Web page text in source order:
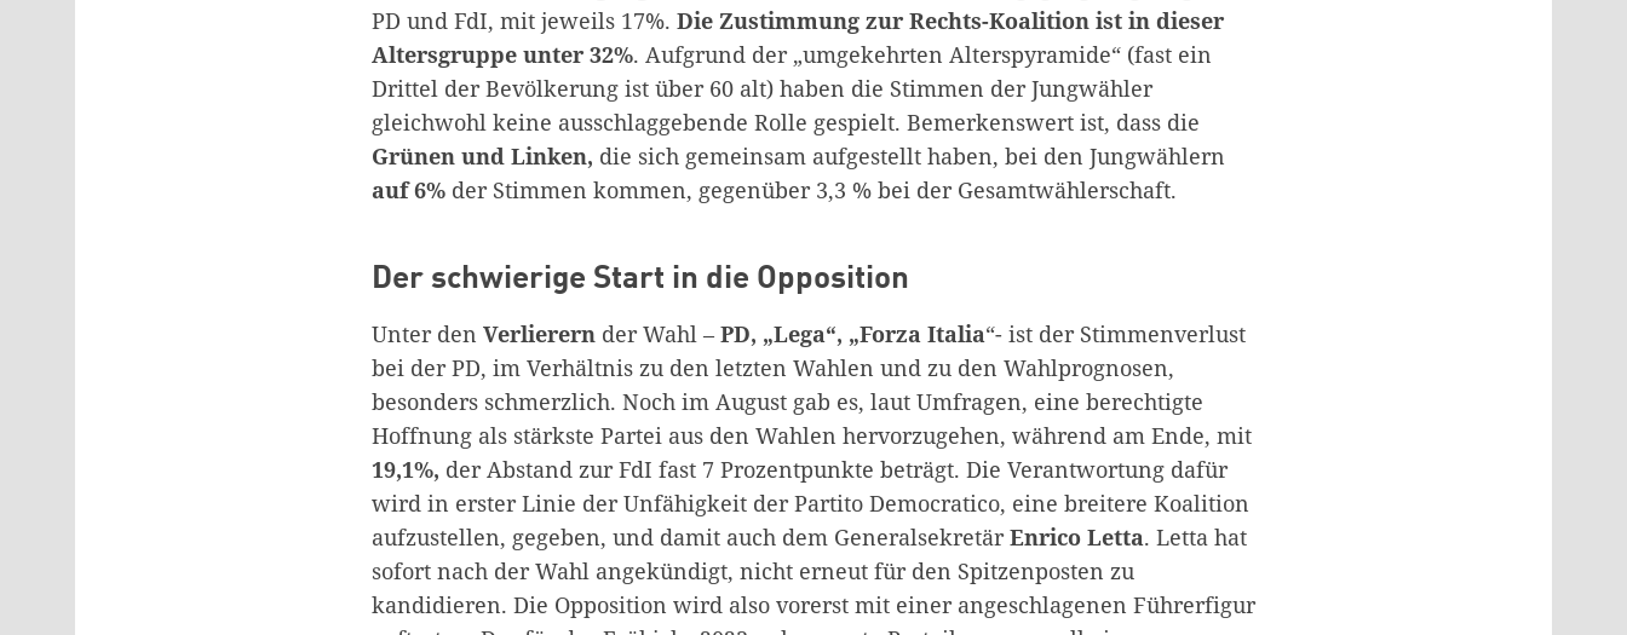
PD und FdI, mit jeweils 17%. Die Zustimmung zur Rechts-Koalition ist in dieser
Altersgruppe unter 32%. Aufgrund der „umgekehrten Alterspyramide“ (fast ein
Drittel der Bevölkerung ist über 60 alt) haben die Stimmen der Jungwähler
gleichwohl keine ausschlaggebende Rolle gespielt. Bemerkenswert ist, dass die
Grünen und Linken, die sich gemeinsam aufgestellt haben, bei den Jungwählern
auf 6% der Stimmen kommen, gegenüber 3,3 % bei der Gesamtwählerschaft.
Der schwierige Start in die Opposition
Unter den Verlierern der Wahl – PD, „Lega“, „Forza Italia“- ist der Stimmenverlust
bei der PD, im Verhältnis zu den letzten Wahlen und zu den Wahlprognosen,
besonders schmerzlich. Noch im August gab es, laut Umfragen, eine berechtigte
Hoffnung als stärkste Partei aus den Wahlen hervorzugehen, während am Ende, mit
19,1%, der Abstand zur FdI fast 7 Prozentpunkte beträgt. Die Verantwortung dafür
wird in erster Linie der Unfähigkeit der Partito Democratico, eine breitere Koalition
aufzustellen, gegeben, und damit auch dem GeneralsekretärEnrico Letta. Letta hat
sofort nach der Wahl angekündigt, nicht erneut für den Spitzenposten zu
kandidieren. Die Opposition wird also vorerst mit einer angeschlagenen Führerfigur